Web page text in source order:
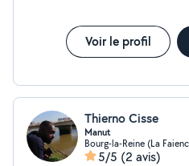
Voir le profil
Thierno Cisse
Manut
Bourg-la-Reine (La
5/5 (2 avis)